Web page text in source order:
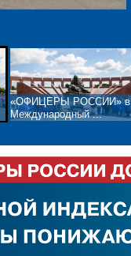
«ОФИЦЕРЫ РОССИИ» в
Международный ...